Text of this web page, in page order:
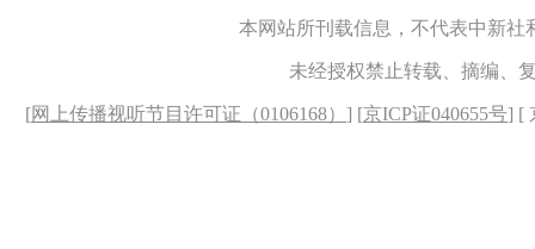
本网站所刊载信息，不代表中新
未经授权禁止转载、摘编、
[网上传播视听节目许可证（0106168） ] [京ICP证040655号] [